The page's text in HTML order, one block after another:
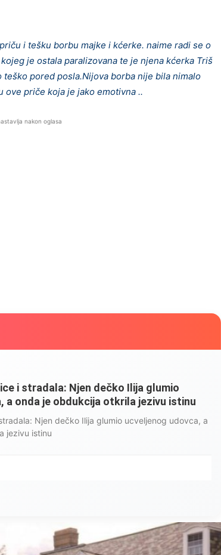
i tešku borbu majke i kćerke. naime radi se o
je ostala paralizovana te je njena kćerka Triš
pored posla.Nijova borba nije bila nimalo
ove priče koja je jako emotivna ..
nakon oglasa
i stradala: Njen dečko Ilija glumio
a onda je obdukcija otkrila jezivu istinu
Njen dečko Ilija glumio ucveljenog udovca, a
jezivu istinu